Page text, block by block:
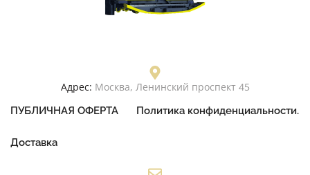
Адрес: Москва, Ленинский проспект 45
ПУБЛИЧНАЯ ОФЕРТА Политика конфиденциальности.
Доставка